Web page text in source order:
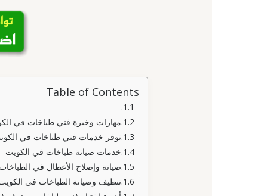
Table of Contents
مهارات وخبرة فني طباخات في
توفر خدمات فني طباخات في
خدمات صيانة طباخات في الكويت
صيانة وإصلاح الأعطال في
تنظيف وصيانة الطباخات في